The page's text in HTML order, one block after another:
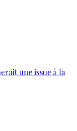
une issue à la